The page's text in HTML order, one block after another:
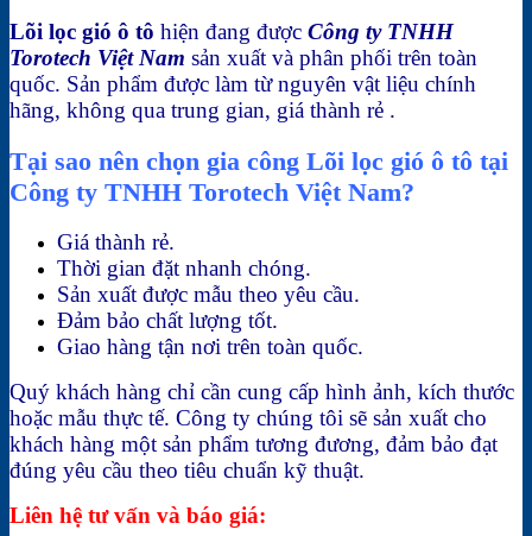
Lõi lọc gió ô tô hiện đang được Công ty TNHH
Torotech Việt Nam sản xuất và phân phối trên toàn
quốc. Sản phẩm được làm từ nguyên vật liệu chính
hãng, không qua trung gian, giá thành rẻ .
Tại sao nên chọn gia công Lõi lọc gió ô tô tại
Công ty TNHH Torotech Việt Nam?
Giá thành rẻ.
Thời gian đặt nhanh chóng.
Sản xuất được mẫu theo yêu cầu.
Đảm bảo chất lượng tốt.
Giao hàng tận nơi trên toàn quốc.
Quý khách hàng chỉ cần cung cấp hình ảnh, kích thước
hoặc mẫu thực tế. Công ty chúng tôi sẽ sản xuất cho
khách hàng một sản phẩm tương đương, đảm bảo đạt
đúng yêu cầu theo tiêu chuẩn kỹ thuật.
Liên hệ tư vấn và báo giá: